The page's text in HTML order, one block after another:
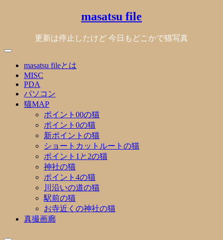
masatsu file
更新は停止したけど 今日もどこかで猫写真
masatsu fileとは
MISC
PDA
パソコン
猫MAP
ポイント00の猫
ポイント0の猫
新ポイントの猫
ショートカットルートの猫
ポイント1と2の猫
神社の猫
ポイント4の猫
川沿いの道の猫
駅前の猫
お寺近くの神社の猫
真撮画廊